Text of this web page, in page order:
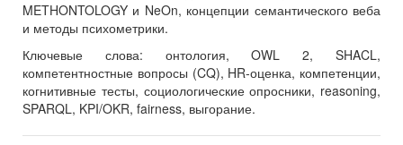
METHONTOLOGY и NeOn, концепции семантического веба
и методы психометрики.
Ключевые слова: онтология, OWL 2, SHACL,
компетентностные вопросы (CQ), HR‑оценка, компетенции,
когнитивные тесты, социологические опросники, reasoning,
SPARQL, KPI/OKR, fairness, выгорание.